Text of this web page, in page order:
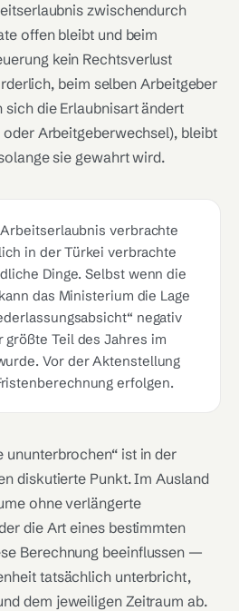
zwischendurch
offen bleibt und beim
kein Rechtsverlust
beim selben Arbeitgeber
sich die Erlaubnisart ändert
Arbeitgeberwechsel), bleibt
sie gewahrt wird.
verbrachte
in der Türkei verbrachte
Dinge. Selbst wenn die
das Ministerium die Lage
negativ
Teil des Jahres im
Vor der Aktenstellung
erfolgen.
ununterbrochen“ ist in der
diskutierte Punkt. Im Ausland
ohne verlängerte
die Art eines bestimmten
Berechnung beeinflussen —
tatsächlich unterbricht,
dem jeweiligen Zeitraum ab.